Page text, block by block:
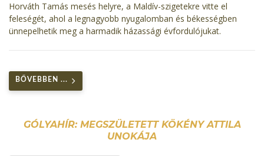
Horváth Tamás mesés helyre, a Maldív-szigetekre vitte el
feleségét, ahol a legnagyobb nyugalomban és békességben
ünnepelhetik meg a harmadik házassági évfordulójukat.
BŐVEBBEN ...
GÓLYAHÍR: MEGSZÜLETETT KÖKÉNY ATTILA
UNOKÁJA